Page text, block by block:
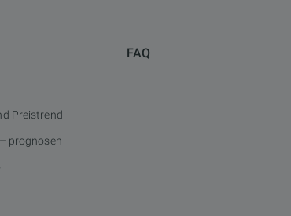
Preistrend
prognosen
FAQ